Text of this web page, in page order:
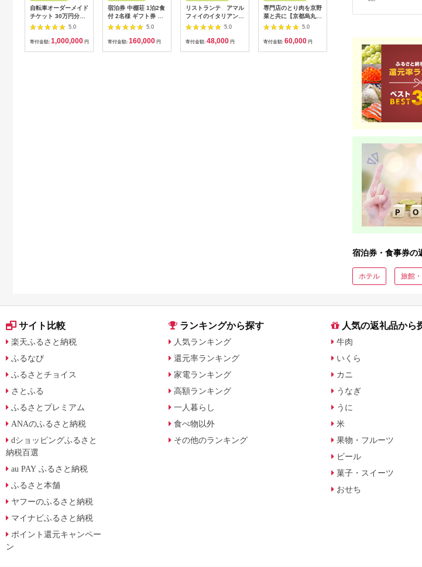
自転車オーダーメイド
チケット 30万円分
【1360365】
5.0
寄付金額: 1,000,000 円
宿泊券 中棚荘 1泊2食
付 2名様 ギフト券 チ
ケット 券 宿泊 旅行
5.0
寄付金額: 160,000 円
リストランテ アマル
フィイのイタリアンデ
ィナーコースA ペア
5.0
寄付金額: 48,000 円
専門店のとり肉を京野
菜と共に【京都烏丸御
池】で味わう2名様焼
鳥コースお食事券
064-15
5.0
寄付金額: 60,000 円
税宿泊ギフト券
宿泊券・食事券の
ホテル 旅館
サイト比較
楽天ふるさと納税
ふるなび
ふるさとチョイス
さとふる
ふるさとプレミアム
ANAのふるさと納税
dショッピングふるさと
納税百選
au PAY ふるさと納税
ふるさと本舗
ヤフーのふるさと納税
マイナビふるさと納税
ポイント還元キャンペー
ン
ランキングから探す
人気ランキング
還元率ランキング
家電ランキング
高額ランキング
一人暮らし
食べ物以外
その他のランキング
人気の返礼品から
牛肉
いくら
カニ
うなぎ
うに
米
果物・フルーツ
ビール
菓子・スイーツ
おせち